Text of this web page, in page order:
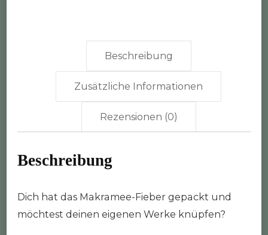
Beschreibung
Zusätzliche Informationen
Rezensionen (0)
Beschreibung
Dich hat das Makramee-Fieber gepackt und
möchtest deinen eigenen Werke knüpfen?